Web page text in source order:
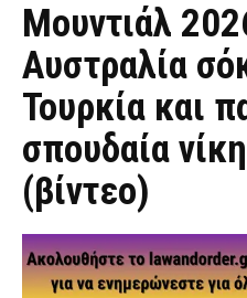
Μουντιάλ
Αυστραλία
Τουρκία και
σπουδαία
(βίντεο)